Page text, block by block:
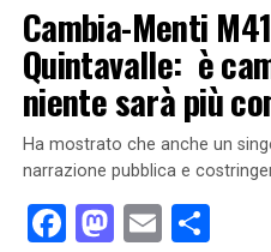
Cambia-Menti
Quintavalle: è
niente sarà più
Ha mostrato che anche un
narrazione pubblica e
Facebook
Mastodon
Email